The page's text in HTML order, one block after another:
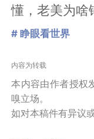
懂，老美为啥
# 睁眼看世界
内容为转载
本内容由作者授权
嗅立场。
如对本稿件有异议